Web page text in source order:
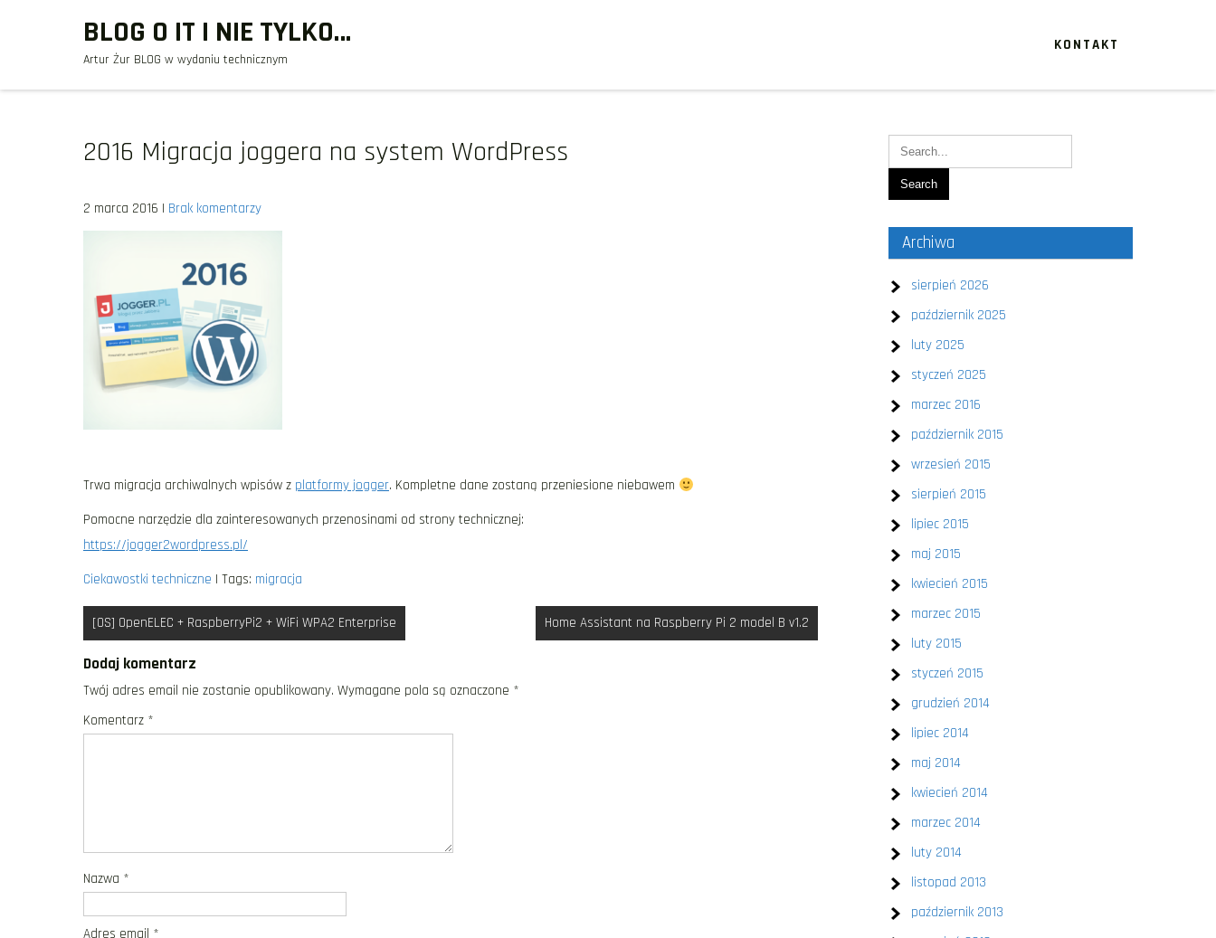
BLOG O IT I NIE TYLKO…
Artur Żur BLOG w wydaniu technicznym
KONTAKT
2016 Migracja joggera na system WordPress
2 marca 2016 | Brak komentarzy
Trwa migracja archiwalnych wpisów z platformy jogger. Kompletne dane zostaną przeniesione niebawem
Pomocne narzędzie dla zainteresowanych przenosinami od strony technicznej:
https://jogger2wordpress.pl/
Ciekawostki techniczne | Tags: migracja
Nawigacja
wpisu
[OS] OpenELEC + RaspberryPi2 + WiFi WPA2 Enterprise Home Assistant na Raspberry Pi 2 model B v1.2
Dodaj komentarz
Twój adres email nie zostanie opublikowany. Wymagane pola są oznaczone *
Komentarz *
Nazwa *
Adres email *
Archiwa
sierpień 2026
październik 2025
luty 2025
styczeń 2025
marzec 2016
październik 2015
wrzesień 2015
sierpień 2015
lipiec 2015
maj 2015
kwiecień 2015
marzec 2015
luty 2015
styczeń 2015
grudzień 2014
lipiec 2014
maj 2014
kwiecień 2014
marzec 2014
luty 2014
listopad 2013
październik 2013